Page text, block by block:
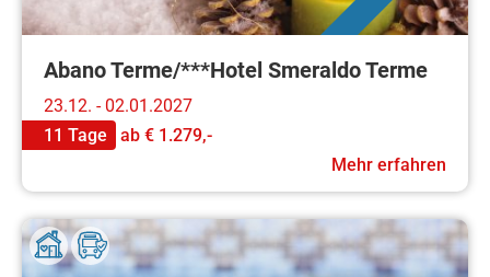
Abano Terme/***Hotel Smeraldo Terme
23.12. - 02.01.2027
11 Tage
ab € 1.279,-
Mehr erfahren